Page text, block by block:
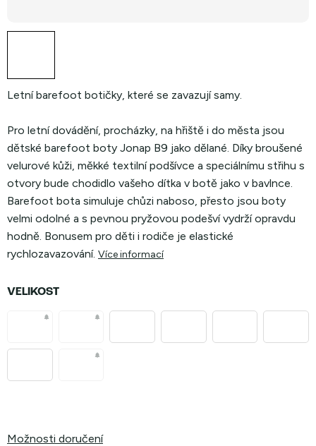
Letní barefoot botičky, které se zavazují samy.
Pro letní dovádění, procházky, na hřiště i do města jsou
dětské barefoot boty Jonap B9 jako dělané. Díky broušené
velurové kůži, měkké textilní podšívce a speciálnímu střihu s
otvory bude chodidlo vašeho dítka v botě jako v bavlnce.
Barefoot bota simuluje chůzi naboso, přesto jsou boty
velmi odolné a s pevnou pryžovou podešví vydrží opravdu
hodně. Bonusem pro děti i rodiče je elastické
rychlozavazování. Více informací
VELIKOST
Možnosti doručení